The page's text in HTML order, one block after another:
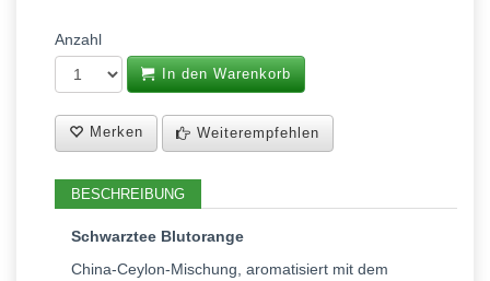
Anzahl
In den Warenkorb
Merken Weiterempfehlen
BESCHREIBUNG
Schwarztee Blutorange
China-Ceylon-Mischung, aromatisiert mit dem